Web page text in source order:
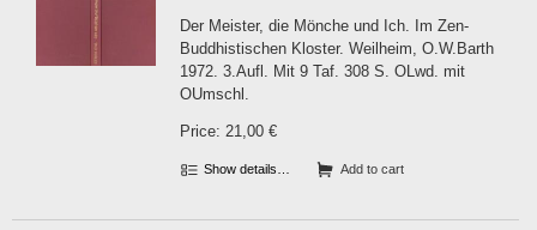
Der Meister, die Mönche und Ich. Im Zen-
Buddhistischen Kloster. Weilheim, O.W.Barth
1972. 3.Aufl. Mit 9 Taf. 308 S. OLwd. mit
OUmschl.
Price: 21,00 €
Show details… Add to cart